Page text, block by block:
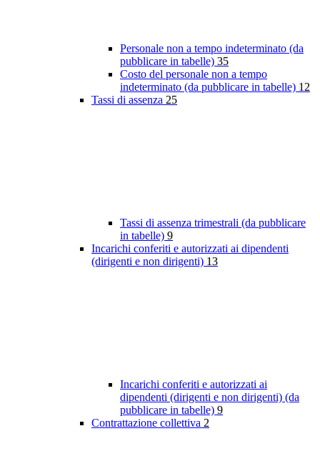
Personale non a tempo indeterminato (da
pubblicare in tabelle) 35
Costo del personale non a tempo
indeterminato (da pubblicare in tabelle) 12
Tassi di assenza 25
Tassi di assenza trimestrali (da pubblicare
in tabelle) 9
Incarichi conferiti e autorizzati ai dipendenti
(dirigenti e non dirigenti) 13
Incarichi conferiti e autorizzati ai
dipendenti (dirigenti e non dirigenti) (da
pubblicare in tabelle) 9
Contrattazione collettiva 2